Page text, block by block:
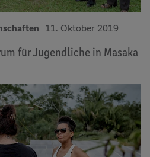
11. Oktober 2019
für Jugendliche in Masaka